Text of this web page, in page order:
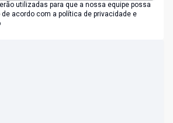
utilizadas para que a nossa equipe possa
acordo com a política de privacidade e